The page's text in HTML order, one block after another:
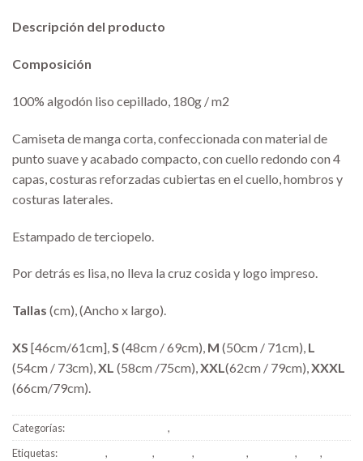
Descripción del producto
Composición
100% algodón liso cepillado, 180g / m2
Camiseta de manga corta, confeccionada con material de
punto suave y acabado compacto, con cuello redondo con 4
capas, costuras reforzadas cubiertas en el cuello, hombros y
costuras laterales.
Estampado de terciopelo.
Por detrás es lisa, no lleva la cruz cosida y logo impreso.
Tallas (cm), (Ancho x largo).
XS [46cm/61cm],S (48cm / 69cm), M (50cm / 71cm), L
(54cm / 73cm),XL (58cm /75cm),XXL(62cm / 79cm),XXXL
(66cm/79cm).
Categorías: ,
Etiquetas:
, , , , ,
,